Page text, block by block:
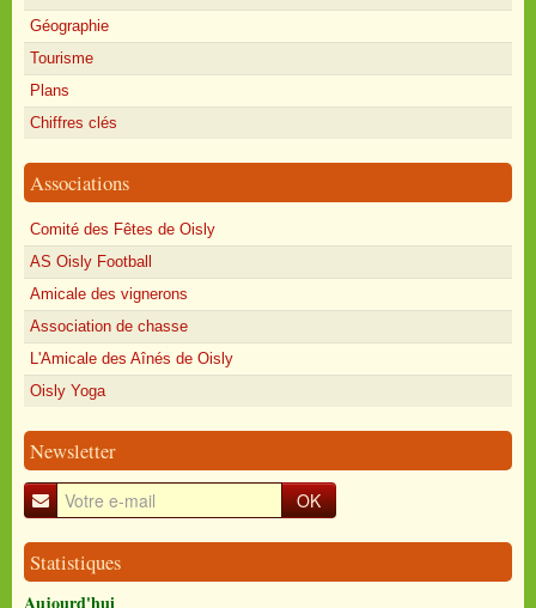
Géographie
Tourisme
Plans
Chiffres clés
Associations
Comité des Fêtes de Oisly
AS Oisly Football
Amicale des vignerons
Association de chasse
L'Amicale des Aînés de Oisly
Oisly Yoga
Newsletter
OK
Statistiques
Aujourd'hui